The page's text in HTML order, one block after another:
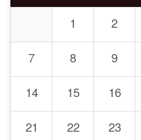
৮
1 2
7 8 9
14 15 16
21 22 23